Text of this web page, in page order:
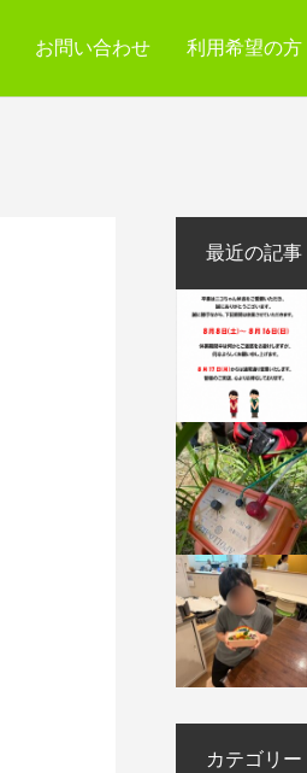
お問い合わせ 利用希望の方
最近の記事
カテゴリー